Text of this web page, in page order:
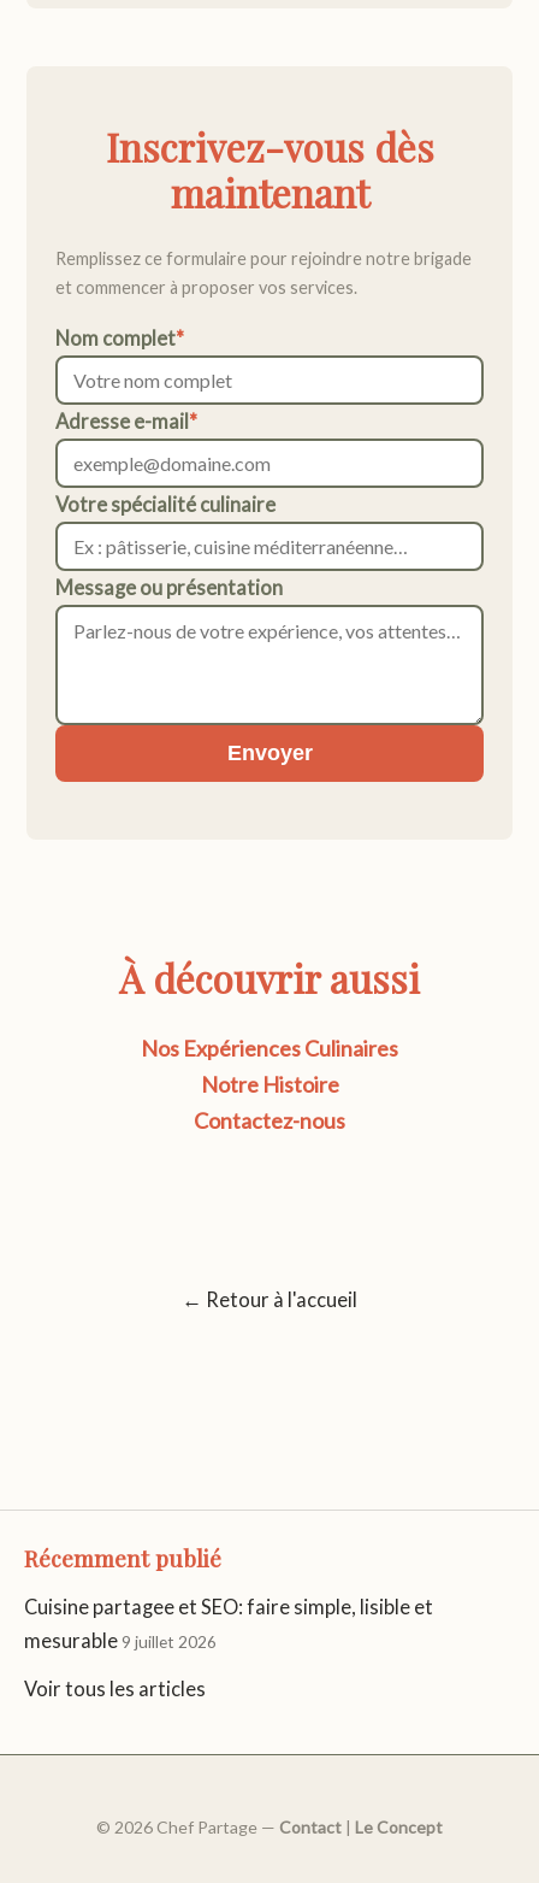
Inscrivez-vous dès
maintenant
Remplissez ce formulaire pour rejoindre notre brigade
et commencer à proposer vos services.
Nom complet*
Adresse e-mail *
Votre spécialité culinaire
Message ou présentation
Envoyer
À découvrir aussi
Nos Expériences Culinaires
Notre Histoire
Contactez-nous
← Retour à l'accueil
Récemment publié
Cuisine partagee et SEO: faire simple, lisible et
mesurable 9 juillet 2026
Voir tous les articles
© 2026 Chef Partage — Contact | Le Concept